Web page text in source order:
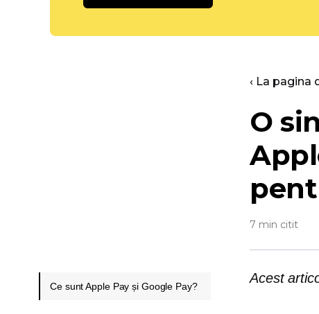
‹ La pagina
O
7 min citit
Acest
Ce sunt Apple Pay și Google Pay?